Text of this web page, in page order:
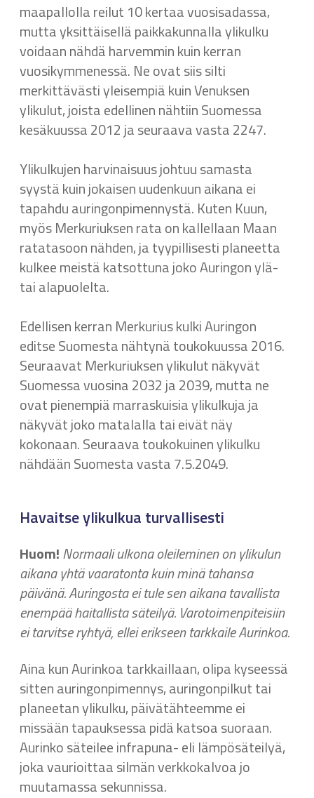
maapallolla reilut 10 kertaa vuosisadassa,
mutta yksittäisellä paikkakunnalla ylikulku
voidaan nähdä harvemmin kuin kerran
vuosikymmenessä. Ne ovat siis silti
merkittävästi yleisempiä kuin Venuksen
ylikulut, joista edellinen nähtiin Suomessa
kesäkuussa 2012 ja seuraava vasta 2247.
Ylikulkujen harvinaisuus johtuu samasta
syystä kuin jokaisen uudenkuun aikana ei
tapahdu auringonpimennystä. Kuten Kuun,
myös Merkuriuksen rata on kallellaan Maan
ratatasoon nähden, ja tyypillisesti planeetta
kulkee meistä katsottuna joko Auringon ylä-
tai alapuolelta.
Edellisen kerran Merkurius kulki Auringon
editse Suomesta nähtynä toukokuussa 2016.
Seuraavat Merkuriuksen ylikulut näkyvät
Suomessa vuosina 2032 ja 2039, mutta ne
ovat pienempiä marraskuisia ylikulkuja ja
näkyvät joko matalalla tai eivät näy
kokonaan. Seuraava toukokuinen ylikulku
nähdään Suomesta vasta 7.5.2049.
Havaitse ylikulkua turvallisesti
Huom!Normaali ulkona oleileminen on ylikulun
aikana yhtä vaaratonta kuin minä tahansa
päivänä. Auringosta ei tule sen aikana tavallista
enempää haitallista säteilyä. Varotoimenpiteisiin
ei tarvitse ryhtyä, ellei erikseen tarkkaile Aurinkoa.
Aina kun Aurinkoa tarkkaillaan, olipa kyseessä
sitten auringonpimennys, auringonpilkut tai
planeetan ylikulku, päivätähteemme ei
missään tapauksessa pidä katsoa suoraan.
Aurinko säteilee infrapuna- eli lämpösäteilyä,
joka vaurioittaa silmän verkkokalvoa jo
muutamassa sekunnissa.